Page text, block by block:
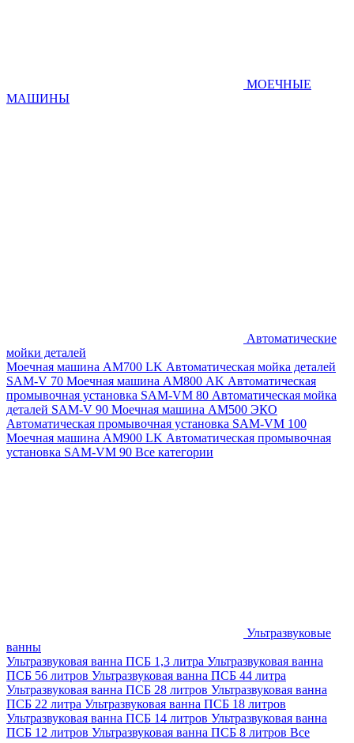
МОЕЧНЫЕ
МАШИНЫ
Автоматические
мойки деталей
Моечная машина AM700 LK Автоматическая мойка деталей
SAM-V 70 Моечная машина АМ800 AK Автоматическая
промывочная установка SAM-VM 80 Автоматическая мойка
деталей SAM-V 90 Моечная машина АМ500 ЭКО
Автоматическая промывочная установка SAM-VM 100
Моечная машина AM900 LK Автоматическая промывочная
установка SAM-VM 90 Все категории
Ультразвуковые
ванны
Ультразвуковая ванна ПСБ 1,3 литра Ультразвуковая ванна
ПСБ 56 литров Ультразвуковая ванна ПСБ 44 литра
Ультразвуковая ванна ПСБ 28 литров Ультразвуковая ванна
ПСБ 22 литра Ультразвуковая ванна ПСБ 18 литров
Ультразвуковая ванна ПСБ 14 литров Ультразвуковая ванна
ПСБ 12 литров Ультразвуковая ванна ПСБ 8 литров Все